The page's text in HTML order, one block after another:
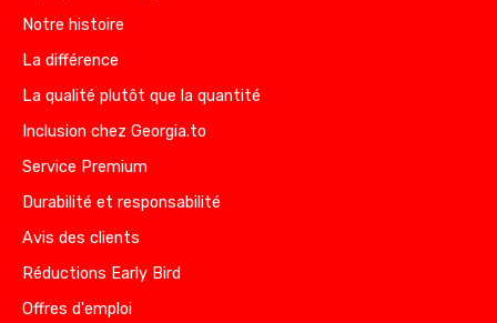
Notre histoire
La différence
La qualité plutôt que la quantité
Inclusion chez Georgia.to
Service Premium
Durabilité et responsabilité
Avis des clients
Réductions Early Bird
Offres d'emploi